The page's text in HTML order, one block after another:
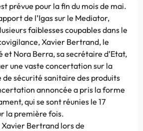
prévue pour la fin du mois de mai.
de l’Igas sur le Mediator,
faiblesses coupables dans le
Xavier Bertrand, le
et Nora Berra, sa secrétaire d’Etat,
une vaste concertation sur la
de sécurité sanitaire des produits
annoncée a pris la forme
qui se sont réunies le 17
la première fois.
Xavier Bertrand lors de